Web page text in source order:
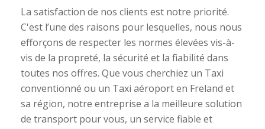
La satisfaction de nos clients est notre priorité.
C'est l’une des raisons pour lesquelles, nous nous
efforçons de respecter les normes élevées vis-à-
vis de la propreté, la sécurité et la fiabilité dans
toutes nos offres. Que vous cherchiez un Taxi
conventionné ou un Taxi aéroport en Freland et
sa région, notre entreprise a la meilleure solution
de transport pour vous, un service fiable et